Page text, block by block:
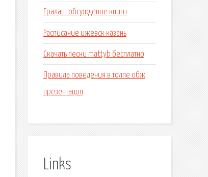
Ералаш обсуждение книги
Расписание ижевск казань
Скачать песни mattyb бесплатно
Правила поведения в толпе обж
презентация
Links